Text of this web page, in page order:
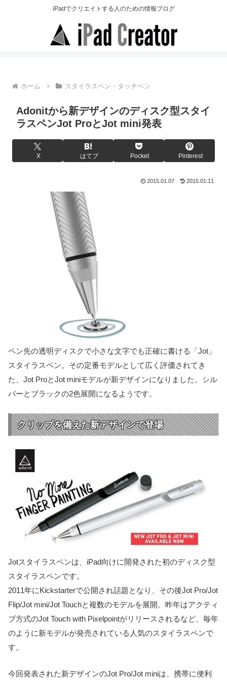
iPadでクリエイトする人のための情報ブログ
ホーム スタイラスペン・タッチペン
Adonitから新デザインのディスク型スタイ
ラスペンJot ProとJot mini発表
X はてブ Pocket Pinterest
2015.01.07 2015.01.11
ペン先の透明ディスクで小さな文字でも正確に書ける「Jot」
スタイラスペン。その定番モデルとして広く評価されてき
た、Jot ProとJot miniモデルが新デザインになりました。シル
バーとブラックの2色展開になるようです。
クリップを備えた新デザインで登場
Jotスタイラスペンは、iPad向けに開発された初のディスク型
スタイラスペンです。
2011年にKickstarterで公開され話題となり、その後Jot Pro/Jot
Flip/Jot mini/Jot Touchと複数のモデルを展開。昨年はアクティ
ブ方式のJot Touch with Pixelpointがリリースされるなど、毎年
のように新モデルが発売されている人気のスタイラスペンで
す。
今回発表された新デザインのJot Pro/Jot miniは、携帯に便利